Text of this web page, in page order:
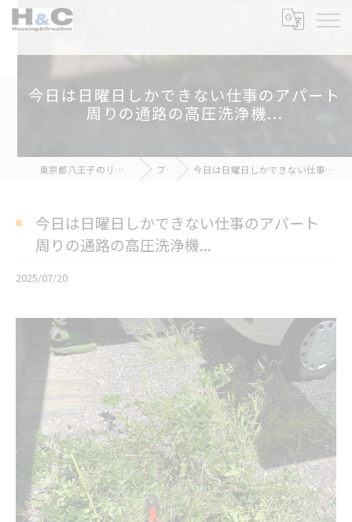
今日は日曜日しかできない仕事のアパート
周りの通路の高圧洗浄機...
東京都八王子のリフォームなら株式会社H&C ブログ 今日は日曜日しかできない仕事のアパート周りの通路の高圧洗浄機...
今日は日曜日しかできない仕事のアパート
周りの通路の高圧洗浄機...
2025/07/20